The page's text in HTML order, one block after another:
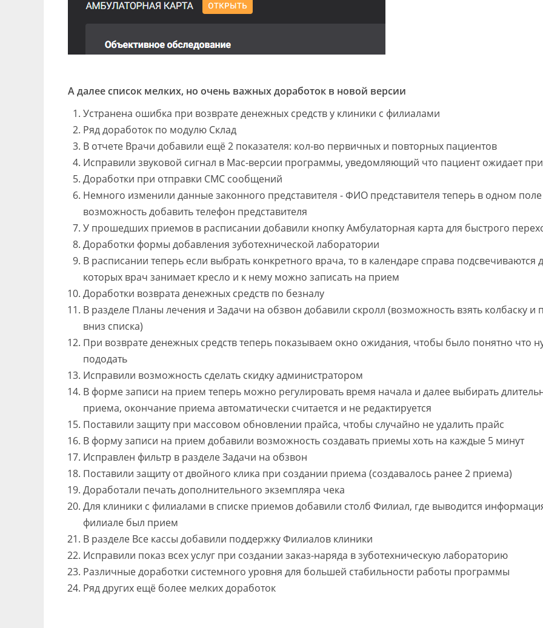
А далее список мелких, но очень важных доработок в новой версии
Устранена ошибка при возврате денежных средств у клиники с филиалами
Ряд доработок по модулю Склад
В отчете Врачи добавили ещё 2 показателя: кол-во первичных и повторных пациентов
Исправили звуковой сигнал в Mac-версии программы, уведомляющий что пациент ожидает
Доработки при отправки СМС сообщений
Немного изменили данные законного представителя - ФИО представителя теперь в одном поле
возможность добавить телефон представителя
У прошедших приемов в расписании добавили кнопку Амбулаторная карта для быстрого
Доработки формы добавления зуботехнической лаборатории
В расписании теперь если выбрать конкретного врача, то в календаре справа подсвечиваются
которых врач занимает кресло и к нему можно записать на прием
Доработки возврата денежных средств по безналу
В разделе Планы лечения и Задачи на обзвон добавили скролл (возможность взять колбаску и
вниз списка)
При возврате денежных средств теперь показываем окно ожидания, чтобы было понятно что
пододать
Исправили возможность сделать скидку администратором
В форме записи на прием теперь можно регулировать время начала и далее выбирать
приема, окончание приема автоматически считается и не редактируется
Поставили защиту при массовом обновлении прайса, чтобы случайно не удалить прайс
В форму записи на прием добавили возможность создавать приемы хоть на каждые 5 минут
Исправлен фильтр в разделе Задачи на обзвон
Поставили защиту от двойного клика при создании приема (создавалось ранее 2 приема)
Доработали печать дополнительного экземпляра чека
Для клиники с филиалами в списке приемов добавили столб Филиал, где выводится
филиале был прием
В разделе Все кассы добавили поддержку Филиалов клиники
Исправили показ всех услуг при создании заказ-наряда в зуботехническую лабораторию
Различные доработки системного уровня для большей стабильности работы программы
Ряд других ещё более мелких доработок